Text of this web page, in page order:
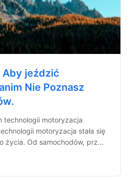
Aby jeździć
Nie Poznasz
technologii motoryzacja
motoryzacja stała się
życia. Od samochodów, prz...